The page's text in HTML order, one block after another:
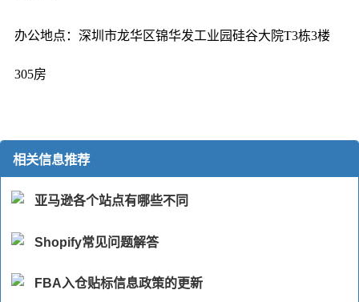
办公地点：深圳市龙华区锦华发工业园硅谷大院T3栋3楼
305房
相关信息推荐
亚马逊各个站点有哪些不同
Shopify常见问题解答
FBA入仓贴标信息政策的更新